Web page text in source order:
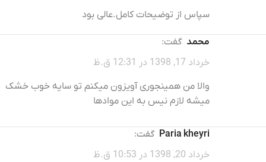
سپاس از توضیحات کامل.عالی بود
محمد گفت:
خرداد 17, 1398 در 12:31 ق.ظ
والا من همینجوری آویزون میکنم تو سایه خوب خشک
میشه لازم نیس به این موادها
paria kheyri
گفت:
خرداد 20, 1398 در 10:53 ق.ظ